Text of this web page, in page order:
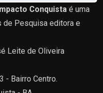
Conquista é uma
de Pesquisa editora e
Leite de Oliveira
- Bairro Centro.